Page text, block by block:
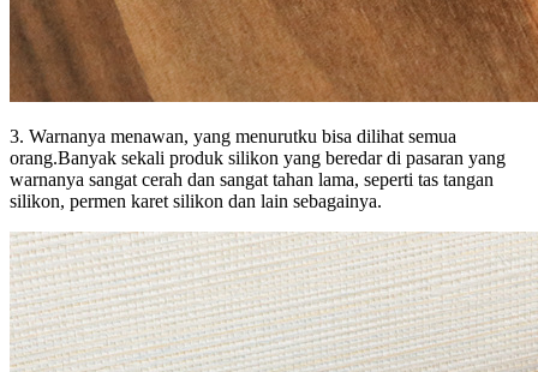
3. Warnanya menawan, yang menurutku bisa dilihat semua
orang.Banyak sekali produk silikon yang beredar di pasaran yang
warnanya sangat cerah dan sangat tahan lama, seperti tas tangan
silikon, permen karet silikon dan lain sebagainya.